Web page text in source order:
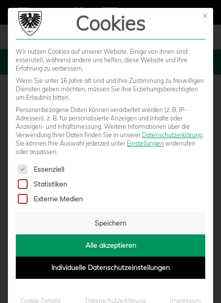
MENU
AUSWÄRTSTICKETS FÜR BOCHOLT AB
vonMarcel Weskamp|14.03.2023 - 15:42
Mit
Cookies
Wir nutzen Cookies auf unserer Website. Einige von ihnen sind
essenziell, während andere uns helfen, diese Website und Ihre
Erfahrung zu verbessern.
Wenn Sie unter 16 Jahre alt sind und Ihre Zustimmung zu freiwilligen
Diensten geben möchten, müssen Sie Ihre Erziehungsberechtigten
um Erlaubnis bitten.
Personenbezogene Daten können verarbeitet werden (z. B. IP-
Adressen), z. B. für personalisierte Anzeigen und Inhalte oder
Anzeigen- und Inhaltsmessung. Weitere Informationen über die
Verwendung Ihrer Daten finden Sie in unserer Datenschutzerklärung.
Sie können Ihre Auswahl jederzeit unter Einstellungen widerrufen
oder anpassen.
Es folgt eine Liste der Service-Gruppen, für die eine
Essenziell
Statistiken
Externe Medien
Speichern
Alle akzeptieren
Individuelle Datenschutzeinstellungen
Cookie-Details Datenschutzerklärung Impressum